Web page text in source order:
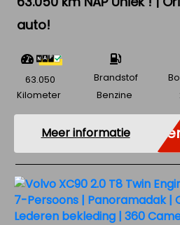
auto!
63.050
Kilometer
Brandstof
Benzine
Meer informatie